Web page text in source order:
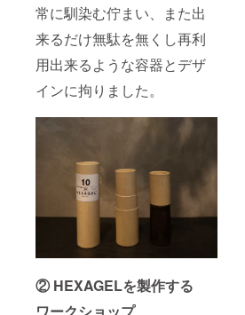
常に馴染む佇まい、また出
来るだけ無駄を無くし再利
用出来るような容器とデザ
インに拘りました。
② HEXAGELを製作する
ワークショップ